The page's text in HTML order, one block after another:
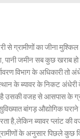
से ग्रामीणों का जीना
जमीन सब कुछ खराब हो
विभाग के अधिकारी तो
के ब्यावर के निकट अंधेरी
उसकी वजह से आसपास के
बांगड़ औद्योगिक
है,लेकिन ब्यावर प्लांट की
के अनुसार पिछले कुछ